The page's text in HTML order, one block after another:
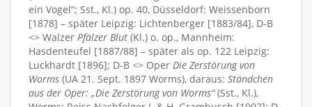
ein Vogel“; Sst., Kl.) op. 40, Düsseldorf: Weissenborn
[1878] – später Leipzig: Lichtenberger [1883/84], D-B
<> Walzer Pfälzer Blut (Kl.) o. op., Mannheim:
Hasdenteufel [1887/88] – später als op. 122 Leipzig:
Luckhardt [1896]; D-B <> Oper Die Zerstörung von
Worms (UA 21. Sept. 1897 Worms), daraus: Ständchen
aus der Oper: „Die Zerstörung von Worms“(Sst., Kl.),